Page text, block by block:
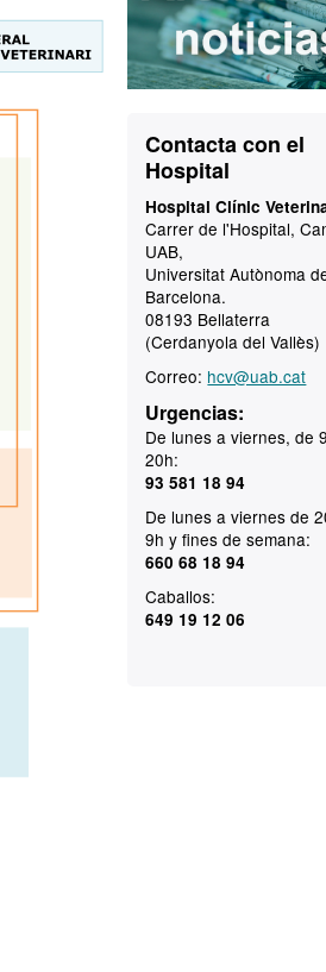
Contacto
Contacta con el
Hospital
Hospital Clínic
Carrer de l'Hospital,
UAB,
Universitat Autònoma
Barcelona.
08193 Bellaterra
(Cerdanyola del Vallès)
Correo: hcv@uab.cat
Urgencias:
De lunes a viernes, de
20h:
93 581 18 94
De lunes a viernes de
9h y fines de semana:
660 68 18 94
Caballos:
649 19 12 06